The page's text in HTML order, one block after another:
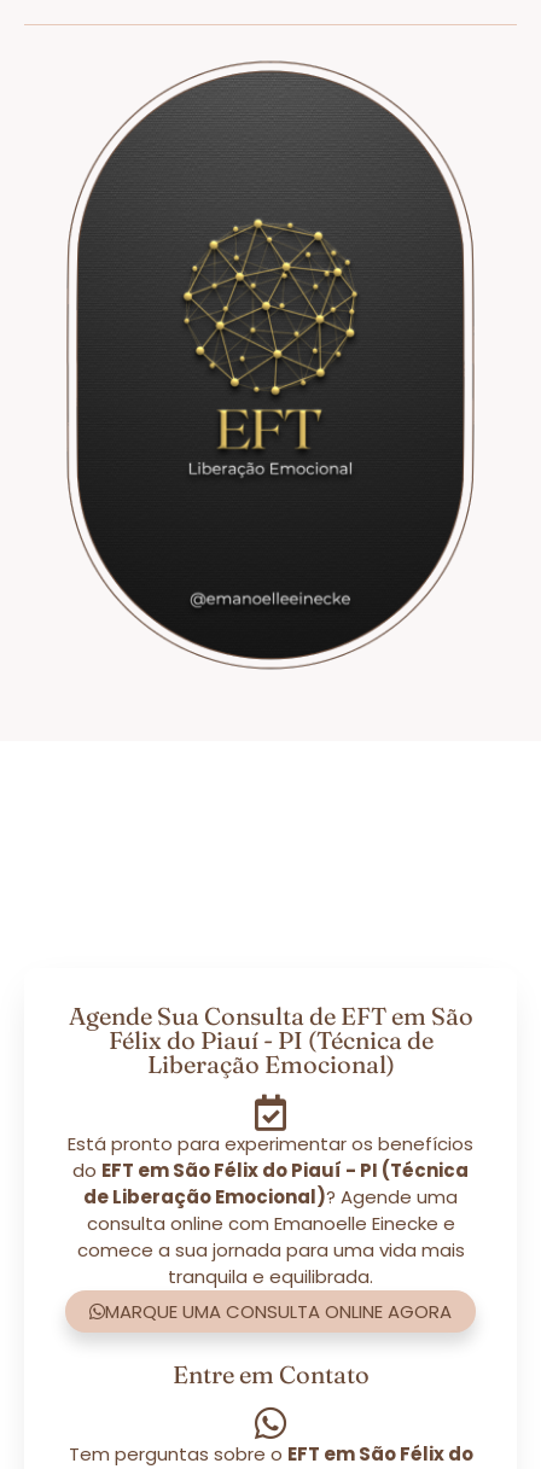
Agende Sua Consulta de EFT em São
Félix do Piauí - PI (Técnica de
Liberação Emocional)
Está pronto para experimentar os benefícios
do EFT em São Félix do Piauí - PI (Técnica
de Liberação Emocional)? Agende uma
consulta online com Emanoelle Einecke e
comece a sua jornada para uma vida mais
tranquila e equilibrada.
MARQUE UMA CONSULTA ONLINE AGORA
Entre em Contato
Tem perguntas sobre o EFT em São Félix do